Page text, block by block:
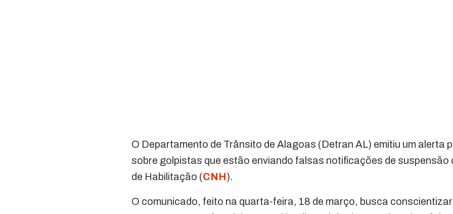
O Departamento de Trânsito de Alagoas (Detran AL) emitiu um alerta
sobre golpistas que estão enviando falsas notificações de suspensão
de Habilitação (CNH).
O comunicado, feito na quarta-feira, 18 de março, busca